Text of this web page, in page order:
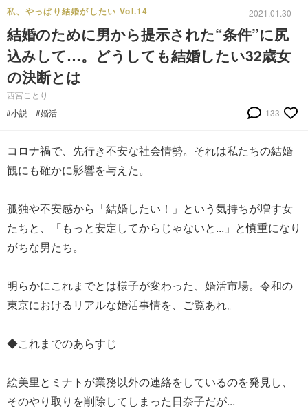
私、やっぱり結婚がしたい Vol.14 2021.01.30
結婚のために男から提示された“条件”に尻
込みして…。どうしても結婚したい32歳女
の決断とは
西宮ことり
#小説
#婚活 133
コロナ禍で、先行き不安な社会情勢。それは私たちの結婚
観にも確かに影響を与えた。
孤独や不安感から「結婚したい！」という気持ちが増す女
たちと、「もっと安定してからじゃないと...」と慎重になり
がちな男たち。
明らかにこれまでとは様子が変わった、婚活市場。令和の
東京におけるリアルな婚活事情を、ご覧あれ。
◆これまでのあらすじ
絵美里とミナトが業務以外の連絡をしているのを発見し、
そのやり取りを削除してしまった日奈子だが...